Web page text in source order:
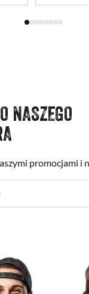
NASZEGO
promocjami i